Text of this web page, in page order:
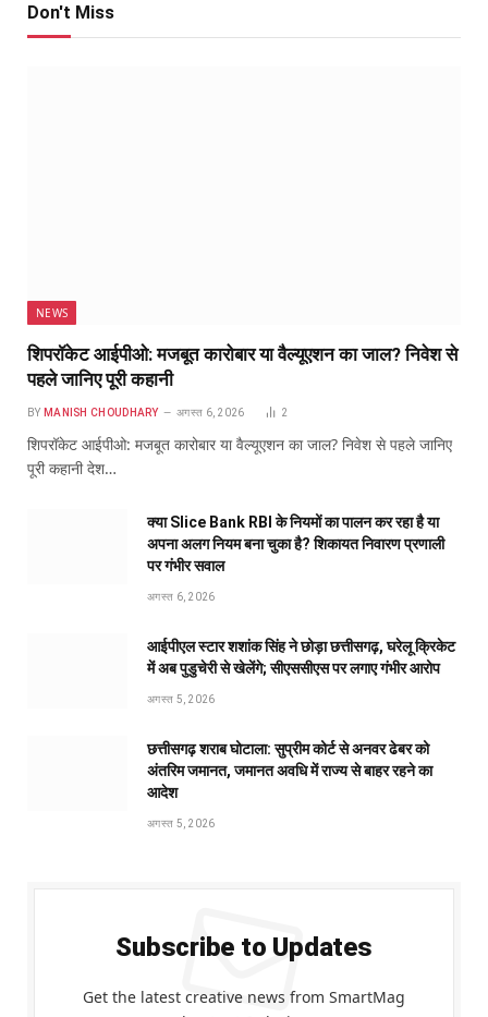
Don't Miss
NEWS
शिपरॉकेट आईपीओ: मजबूत कारोबार या वैल्यूएशन का जाल? निवेश से
पहले जानिए पूरी कहानी
BY MANISH CHOUDHARY अगस्त 6, 2026 2
शिपरॉकेट आईपीओ: मजबूत कारोबार या वैल्यूएशन का जाल? निवेश से पहले जानिए
पूरी कहानी देश…
क्या Slice Bank RBI के नियमों का पालन कर रहा है या
अपना अलग नियम बना चुका है? शिकायत निवारण प्रणाली
पर गंभीर सवाल
अगस्त 6, 2026
आईपीएल स्टार शशांक सिंह ने छोड़ा छत्तीसगढ़, घरेलू क्रिकेट
में अब पुडुचेरी से खेलेंगे; सीएससीएस पर लगाए गंभीर आरोप
अगस्त 5, 2026
छत्तीसगढ़ शराब घोटाला: सुप्रीम कोर्ट से अनवर ढेबर को
अंतरिम जमानत, जमानत अवधि में राज्य से बाहर रहने का
आदेश
अगस्त 5, 2026
Subscribe to Updates
Get the latest creative news from SmartMag